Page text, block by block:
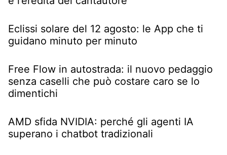
Eclissi solare del 12 agosto: le App che ti
guidano minuto per minuto
Free Flow in autostrada: il nuovo pedaggio
senza caselli che può costare caro se lo
dimentichi
AMD sfida NVIDIA: perché gli agenti IA
superano i chatbot tradizionali